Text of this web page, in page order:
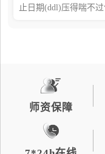
止日期(ddl)压得喘不
师资保障